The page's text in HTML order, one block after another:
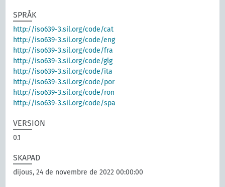
SPRÅK
http://iso639-3.sil.org/code/cat
http://iso639-3.sil.org/code/eng
http://iso639-3.sil.org/code/fra
http://iso639-3.sil.org/code/glg
http://iso639-3.sil.org/code/ita
http://iso639-3.sil.org/code/por
http://iso639-3.sil.org/code/ron
http://iso639-3.sil.org/code/spa
VERSION
0.1
SKAPAD
dijous, 24 de novembre de 2022 00:00:00